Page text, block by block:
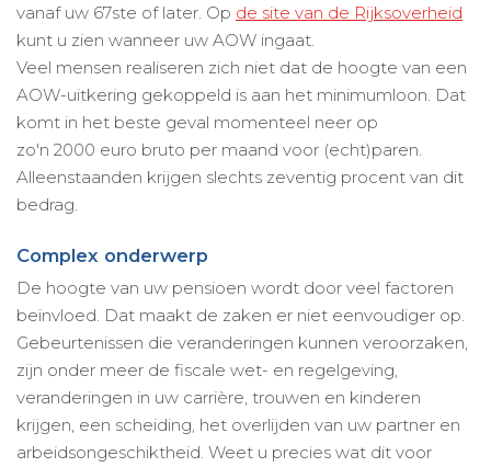
vanaf uw 67ste of later. Op de site van de Rijksoverheid
kunt u zien wanneer uw AOW ingaat.
Veel mensen realiseren zich niet dat de hoogte van een
AOW-uitkering gekoppeld is aan het minimumloon. Dat
komt in het beste geval momenteel neer op
zo'n 2000 euro bruto per maand voor (echt)paren.
Alleenstaanden krijgen slechts zeventig procent van dit
bedrag.
Complex onderwerp
De hoogte van uw pensioen wordt door veel factoren
beïnvloed. Dat maakt de zaken er niet eenvoudiger op.
Gebeurtenissen die veranderingen kunnen veroorzaken,
zijn onder meer de fiscale wet- en regelgeving,
veranderingen in uw carrière, trouwen en kinderen
krijgen, een scheiding, het overlijden van uw partner en
arbeidsongeschiktheid. Weet u precies wat dit voor